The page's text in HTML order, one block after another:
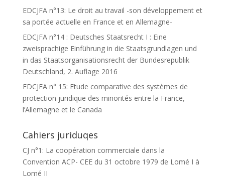
EDCJFA n°13: Le droit au travail -son développement et
sa portée actuelle en France et en Allemagne-
EDCJFA n°14 : Deutsches Staatsrecht I : Eine
zweisprachige Einführung in die Staatsgrundlagen und
in das Staatsorganisationsrecht der Bundesrepublik
Deutschland, 2. Auflage 2016
EDCJFA n° 15: Etude comparative des systèmes de
protection juridique des minorités entre la France,
l’Allemagne et le Canada
Cahiers juriduqes
CJ n°1: La coopération commerciale dans la
Convention ACP- CEE du 31 octobre 1979 de Lomé I à
Lomé II